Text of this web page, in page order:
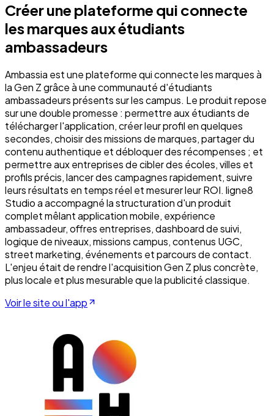
Créer une plateforme qui connecte
les marques aux étudiants
ambassadeurs
Ambassia est une plateforme qui connecte les marques à
la Gen Z grâce à une communauté d'étudiants
ambassadeurs présents sur les campus. Le produit repose
sur une double promesse : permettre aux étudiants de
télécharger l'application, créer leur profil en quelques
secondes, choisir des missions de marques, partager du
contenu authentique et débloquer des récompenses ; et
permettre aux entreprises de cibler des écoles, villes et
profils précis, lancer des campagnes rapidement, suivre
leurs résultats en temps réel et mesurer leur ROI. ligne8
Studio a accompagné la structuration d'un produit
complet mêlant application mobile, expérience
ambassadeur, offres entreprises, dashboard de suivi,
logique de niveaux, missions campus, contenus UGC,
street marketing, événements et parcours de contact.
L'enjeu était de rendre l'acquisition Gen Z plus concrète,
plus locale et plus mesurable que la publicité classique.
Voir le site ou l'app